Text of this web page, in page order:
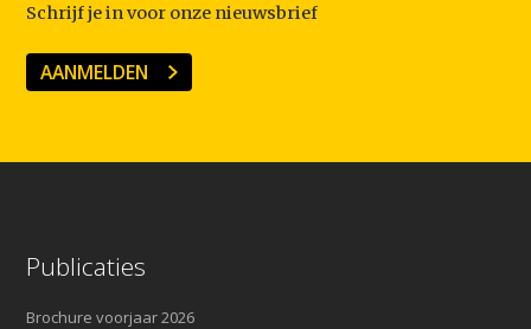
Schrijf je in voor onze nieuwsbrief
AANMELDEN
Publicaties
Brochure voorjaar 2026